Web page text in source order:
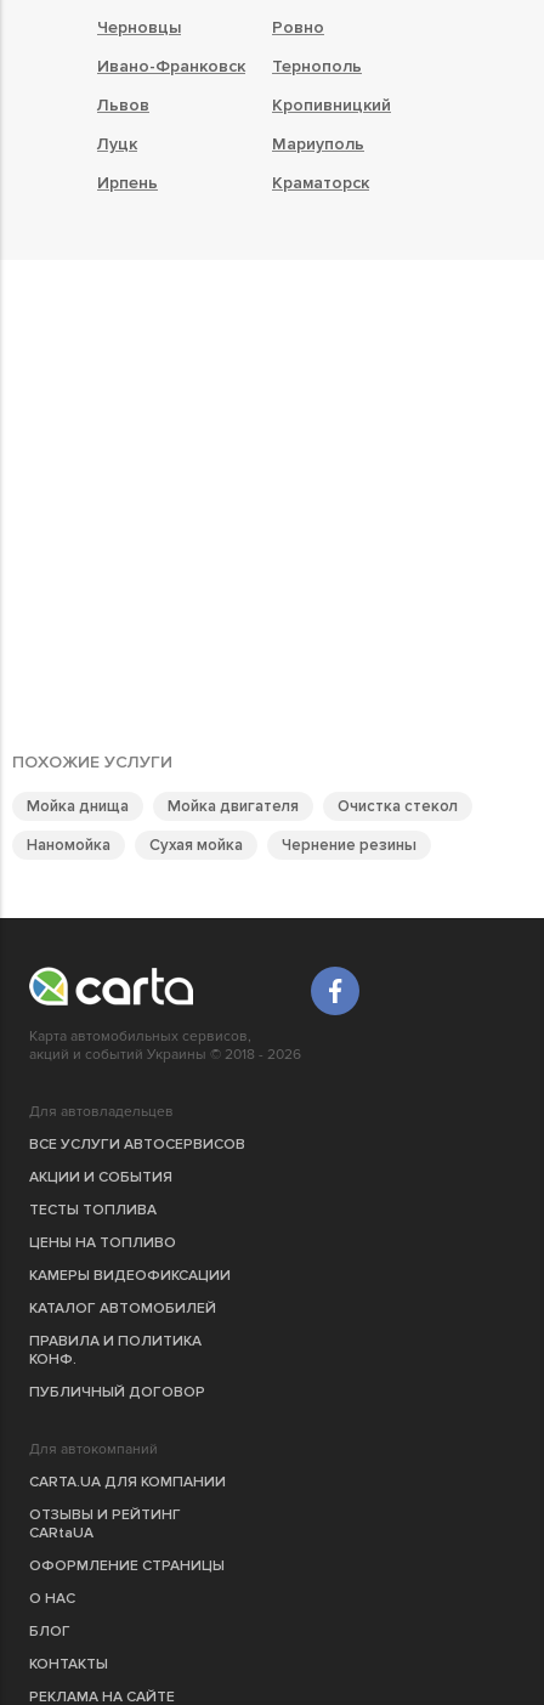
Черновцы
Ровно
Ивано-Франковск
Тернополь
Львов
Кропивницкий
Луцк
Мариуполь
Ирпень
Краматорск
ПОХОЖИЕ УСЛУГИ
Мойка днища Мойка двигателя
Очистка стекол
Наномойка
Сухая мойка Чернение резины
Карта автомобильных сервисов,
акций и событий Украины © 2018 - 2026
Для автовладельцев
ВСЕ УСЛУГИ АВТОСЕРВИСОВ
АКЦИИ И СОБЫТИЯ
ТЕСТЫ ТОПЛИВА
ЦЕНЫ НА ТОПЛИВО
КАМЕРЫ ВИДЕОФИКСАЦИИ
КАТАЛОГ АВТОМОБИЛЕЙ
ПРАВИЛА И ПОЛИТИКА
КОНФ.
ПУБЛИЧНЫЙ ДОГОВОР
Для автокомпаний
CARTA.UA ДЛЯ КОМПАНИИ
ОТЗЫВЫ И РЕЙТИНГ
CARtaUA
ОФОРМЛЕНИЕ СТРАНИЦЫ
О НАС
БЛОГ
КОНТАКТЫ
РЕКЛАМА НА САЙТЕ